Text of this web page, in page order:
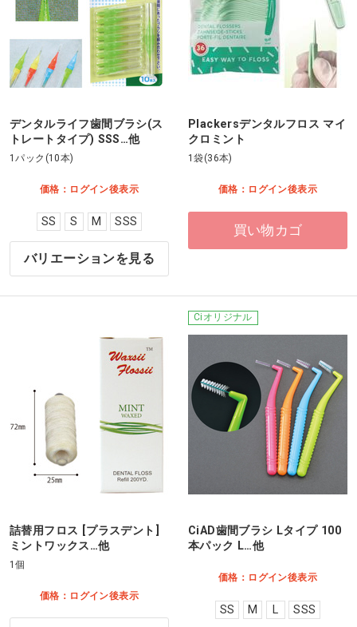
デンタルライフ歯間ブラシ(ス
トレートタイプ) SSS…他
1パック(10本)
価格：ログイン後表示
SS S M SSS
バリエーションを見る
Plackersデンタルフロス マイ
クロミント
1袋(36本)
価格：ログイン後表示
買い物カゴ
詰替用フロス [プラスデント]
ミントワックス…他
1個
価格：ログイン後表示
Ciオリジナル
CiAD歯間ブラシ Lタイプ 100
本パック L…他
価格：ログイン後表示
SS M SSS